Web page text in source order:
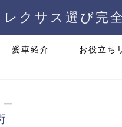
レクサス選び完
愛車紹介 お役立ち
―